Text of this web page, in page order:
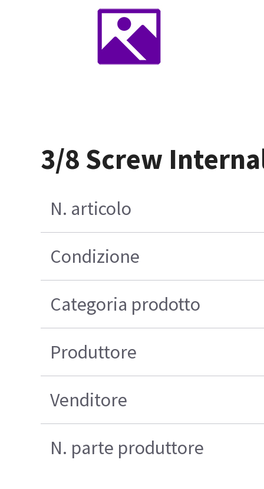
3/8 Screw
N. articolo
Condizione
Categoria prodotto
Produttore
Venditore
N. parte produttore